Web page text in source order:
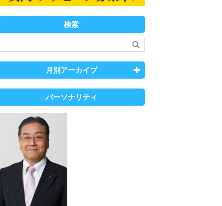
検索
月別アーカイブ
パーソナリティ